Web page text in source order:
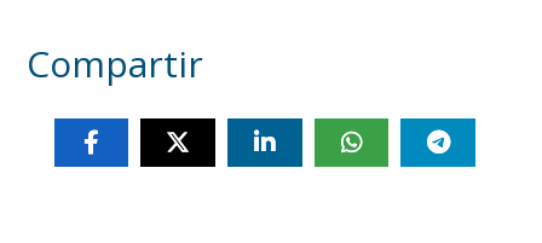
Compartir